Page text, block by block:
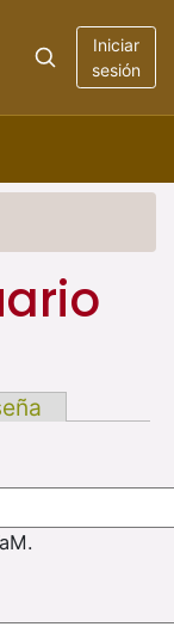
Iniciar
sesión